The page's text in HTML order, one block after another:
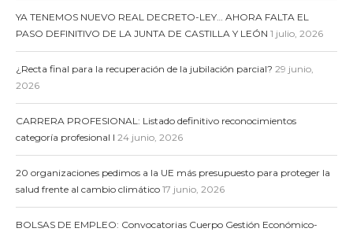
YA TENEMOS NUEVO REAL DECRETO-LEY… AHORA FALTA EL
PASO DEFINITIVO DE LA JUNTA DE CASTILLA Y LEÓN 1 julio, 2026
¿Recta final para la recuperación de la jubilación parcial? 29 junio,
2026
CARRERA PROFESIONAL: Listado definitivo reconocimientos
categoría profesional I 24 junio, 2026
20 organizaciones pedimos a la UE más presupuesto para proteger la
salud frente al cambio climático 17 junio, 2026
BOLSAS DE EMPLEO: Convocatorias Cuerpo Gestión Económico-